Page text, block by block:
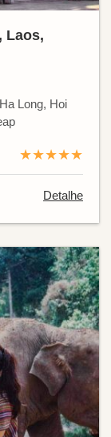
Laos,
Long, Hoi
★★★★★
Detalhe